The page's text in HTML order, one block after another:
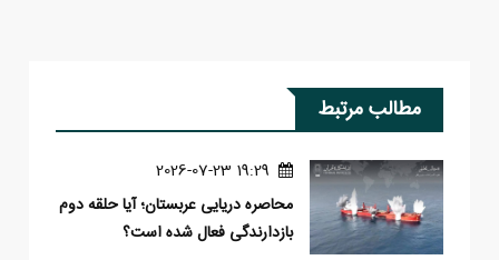
مطالب مرتبط
19:29 2026-07-23
محاصره دریایی عربستان؛ آیا حلقه دوم
بازدارندگی فعال شده است؟